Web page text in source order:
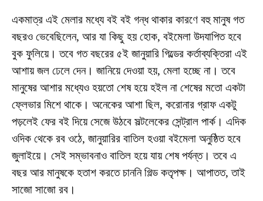
একমাত্র এই মেলার মধ্যে বই বই গন্ধ থাকার কারণে বহু মানুষ গত
বছরও ভেবেছিলেন, আর যা কিছু হয় হোক, বইমেলা উদযাপিত হবে
বুক ফুলিয়ে। তবে গত বছরের ৫ই জানুয়ারি গিল্ডের কর্তাব্যক্তিরা এই
আশায় জল ঢেলে দেন। জানিয়ে দেওয়া হয়, মেলা হচ্ছে না। তবে
মানুষের আশার মধ্যেও হয়তো শেষ হয়ে হইল না শেষের মতো একটা
ফ্লেভার মিশে থাকে। অনেকের আশা ছিল, করোনার গ্রাফ একটু
পড়লেই ফের বই দিয়ে সেজে উঠবে সল্টলেকের সেন্ট্রাল পার্ক। এদিক
ওদিক থেকে রব ওঠে, জানুয়ারির বাতিল হওয়া বইমেলা অনুষ্ঠিত হবে
জুলাইয়ে। সেই সম্ভাবনাও বাতিল হয়ে যায় শেষ পর্যন্ত। তবে এ
বছর আর মানুষকে হতাশ করতে চাননি গিল্ড কতৃপক্ষ। আপাতত, তাই
সাজো সাজো রব।